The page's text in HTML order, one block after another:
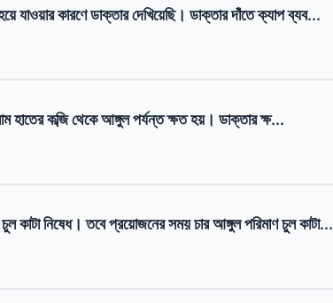
যাওয়ার কারণে ডাক্তার দেখিয়েছি। ডাক্তার দাঁতে ক্যাপ ব্যব...
হাতের কব্জি থেকে আঙ্গুল পর্যন্ত ক্ষত হয়। ডাক্তার ক্ষ...
কাটা নিষেধ। তবে প্রয়োজনের সময় চার আঙ্গুল পরিমাণ চুল কাটা...